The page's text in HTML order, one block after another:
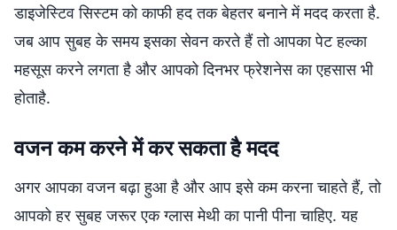
डाइजेस्टिव सिस्टम को काफी हद तक बेहतर बनाने में मदद करता है.
जब आप सुबह के समय इसका सेवन करते हैं तो आपका पेट हल्का
महसूस करने लगता है और आपको दिनभर फ्रेशनेस का एहसास भी
होताहै.
वजन कम करने में कर सकता है मदद
अगर आपका वजन बढ़ा हुआ है और आप इसे कम करना चाहते हैं, तो
आपको हर सुबह जरूर एक ग्लास मेथी का पानी पीना चाहिए. यह